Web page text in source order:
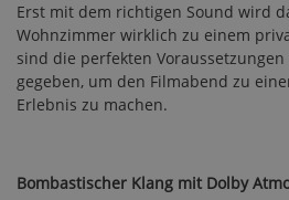
Erst mit dem richtigen Sound wird
Wohnzimmer wirklich zu einem
sind die perfekten
gegeben, um den Filmabend zu
Erlebnis zu machen.
Bombastischer Klang mit Dolby